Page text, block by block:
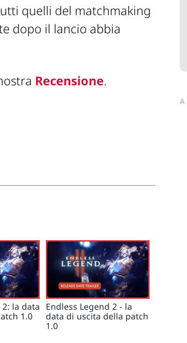
quelli del matchmaking
dopo il lancio abbia
Recensione.
2: la data
1.0
Endless Legend 2 - la
data di uscita della patch
1.0